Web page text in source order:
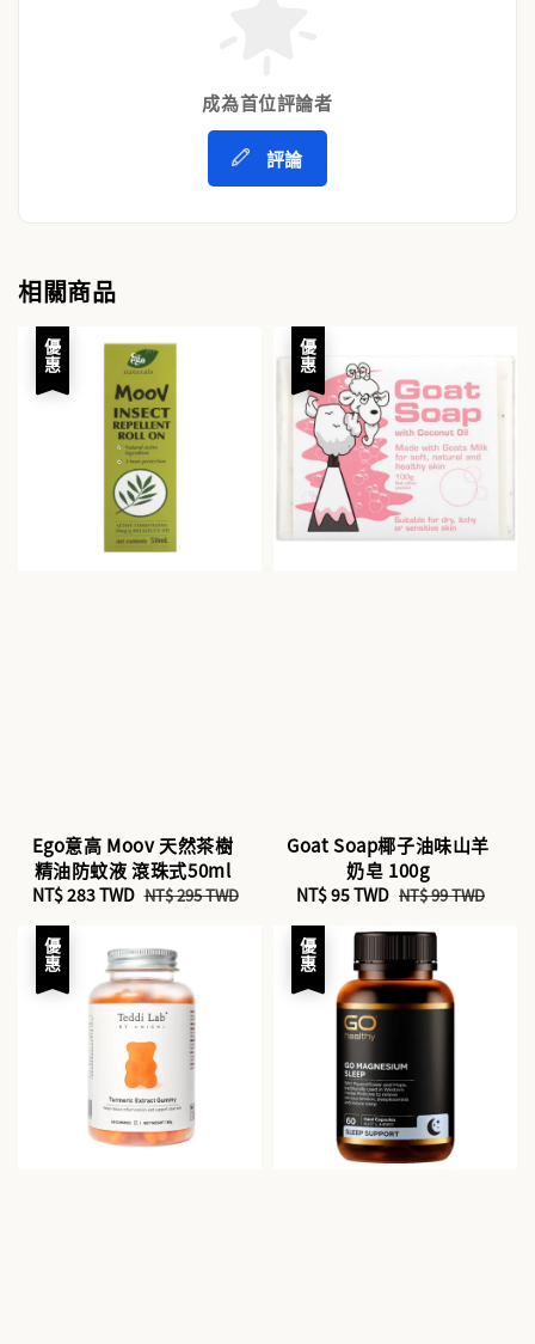
成為首位評論者
評論
相關商品
優惠
Ego意高 Moov 天然茶樹
精油防蚊液 滾珠式50ml
Sale
NT$ 283 TWD Regular
NT$ 295 TWD
優惠
Goat Soap椰子油味山羊
奶皂 100g
Sale
price
NT$ 95 TWD Regular
NT$ 99 TWD
優惠 優惠